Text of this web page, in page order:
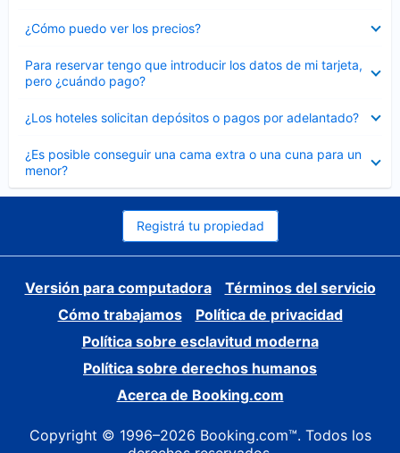
¿Cómo puedo ver los precios?
cerrado
Para reservar tengo que introducir los datos de mi tarjeta,
pero ¿cuándo pago?
cerrado
¿Los hoteles solicitan depósitos o pagos por adelantado?
cerrado
¿Es posible conseguir una cama extra o una cuna para un
menor?
cerrado
Registrá tu propiedad
Versión para computadora
Términos del servicio
Cómo trabajamos
Política de privacidad
Política sobre esclavitud moderna
Política sobre derechos humanos
Acerca de Booking.com
Copyright © 1996–2026 Booking.com™. Todos los